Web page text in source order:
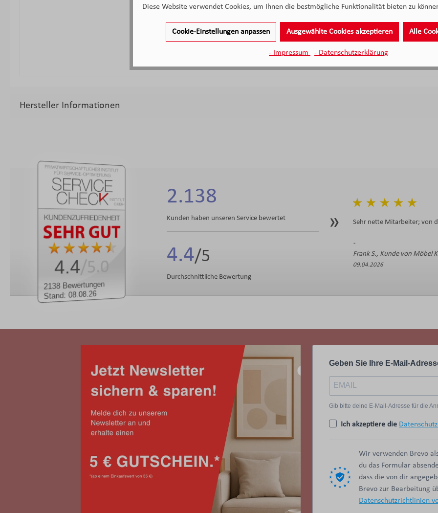
GEFU
Hersteller Informationen
2138 Bewertungen
Stand: 08.08.26
4.4/5.0
2.138
Kunden haben unseren Service bewertet
4.4
Durchschnittliche Bewertung
Sehr nette Mitarbeiter; von
Frank S., Kunde von Möbel
09.04.2026
Geben Sie Ihre E-Mail-
Gib bitte deine E-Mail-Adresse für die
Ich akzeptiere die
Wir verwenden Brevo
du das Formular
dass die von dir
Brevo zur Bearbeitung
Datenschutzrichtlinien
Diese Website verwendet Cookies, um Ihnen die bestmögliche Funktionalität bieten zu
Cookie-Einstellungen anpassen Ausgewählte Cookies akzeptieren Alle
- Impressum - Datenschutzerklärung